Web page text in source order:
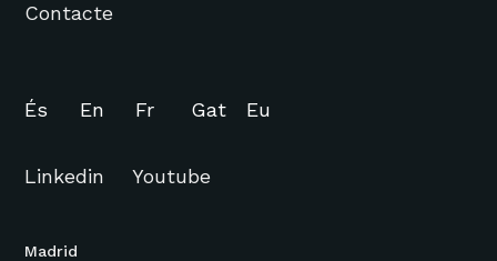
Contacte
Madrid
És En Fr Gat Eu
Linkedin Youtube